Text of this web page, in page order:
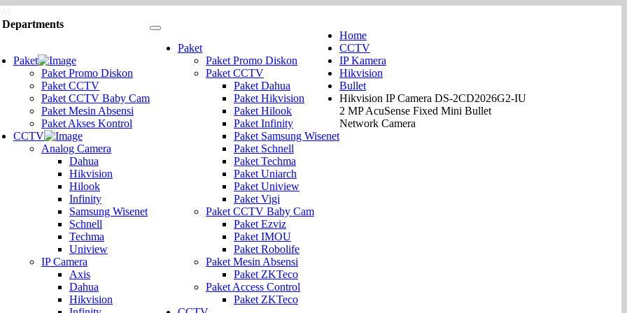
Paket
Paket Promo Diskon
Paket CCTV
Paket CCTV Baby Cam
Paket Mesin Absensi
Paket Akses Kontrol
CCTV
Analog Camera
Dahua
Hikvision
Hilook
Infinity
Samsung Wisenet
Schnell
Techma
Uniview
IP Camera
Axis
Dahua
Hikvision
Toggle
navigationPaket
Paket Promo Diskon
Paket CCTV
Paket Dahua
Paket Hikvision
Paket Hilook
Paket Infinity
Paket Samsung Wisenet
Paket Schnell
Paket Techma
Paket Uniarch
Paket Uniview
Paket Vigi
Paket CCTV Baby Cam
Paket Ezviz
Paket IMOU
Paket Robolife
Paket Mesin Absensi
Paket ZKTeco
Paket Access Control
Paket ZKTeco
Home
CCTV
IP Kamera
Hikvision
Bullet
Hikvision IP Camera DS-2CD2026G2-IU
2 MP AcuSense Fixed Mini Bullet
Network Camera